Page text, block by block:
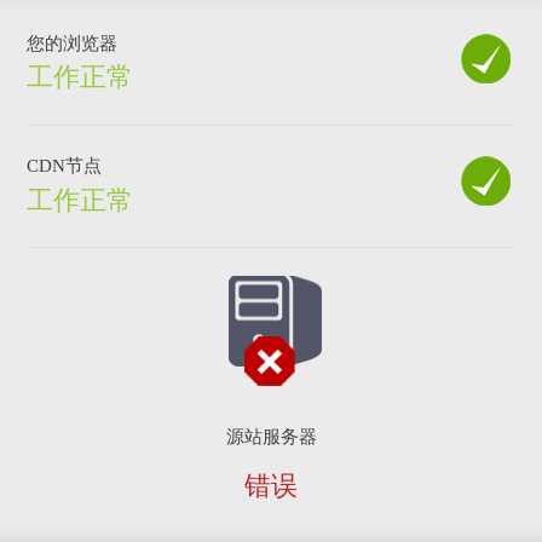
您的浏览器
工作正常
CDN节点
工作正常
源站服务器
错误